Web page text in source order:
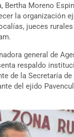
Bertha Moreno
la organización
jueces
general de
respaldo
de la Secretaría
del ejido